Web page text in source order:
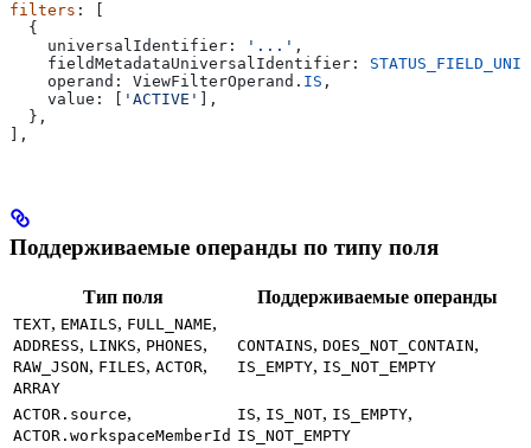
filters : [
  {
    universalIdentifier:
'...' ,
    fieldMetadataUniversalIdentifier:
    operand:
ViewFilterOperand . IS ,
    value:
'ACTIVE'
],
  },
],
Поддерживаемые операнды по типу поля
Тип поля Поддерживаемые операнды
TEXT, EMAILS, FULL_NAME,
ADDRESS, LINKS, PHONES,
RAW_JSON, FILES, ACTOR,
ARRAY
CONTAINS, DOES_NOT_CONTAIN,
IS_EMPTY, IS_NOT_EMPTY
ACTOR.source,
ACTOR.workspaceMemberId
IS, IS_NOT, IS_EMPTY,
IS_NOT_EMPTY